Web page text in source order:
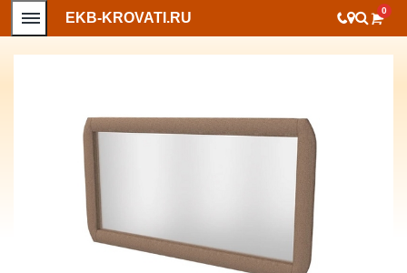
EKB-KROVATI.RU 0